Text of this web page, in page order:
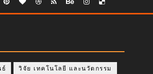
ธ์ วิจัย เทคโนโลยี และนวัตกรรม